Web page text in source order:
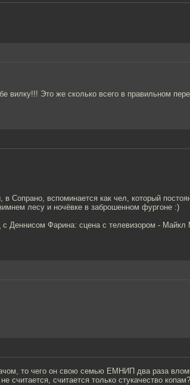
вилку!!! Это же сколько всего в правильном
Сопрано, вспоминается как чел, который
лесу и ночёвке в заброшенном фургоне :)
с Деннисом Фарина: сцена с телевизором - Майкл
то чего он свою семью ЕМНИП два раза
считается, считается только стукачество копам?